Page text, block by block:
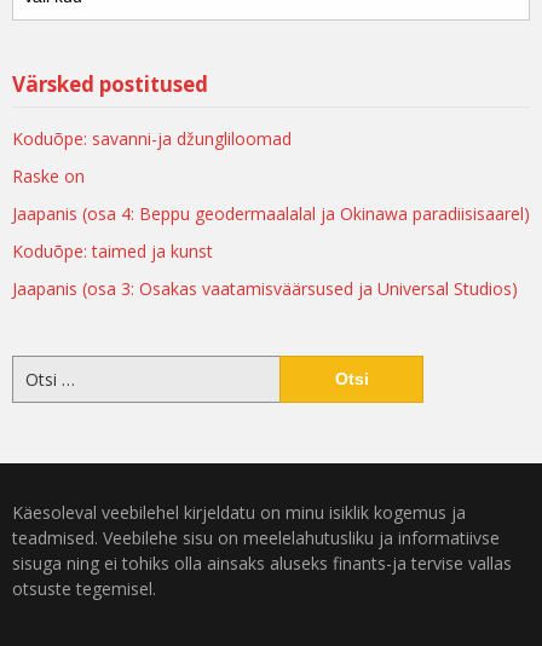
Värsked postitused
Koduõpe: savanni-ja džungliloomad
Raske on
Jaapanis (osa 4: Beppu geodermaalalal ja Okinawa paradiisisaarel)
Koduõpe: taimed ja kunst
Jaapanis (osa 3: Osakas vaatamisväärsused ja Universal Studios)
Käesoleval veebilehel kirjeldatu on minu isiklik kogemus ja
teadmised. Veebilehe sisu on meelelahutusliku ja informatiivse
sisuga ning ei tohiks olla ainsaks aluseks finants-ja tervise vallas
otsuste tegemisel.